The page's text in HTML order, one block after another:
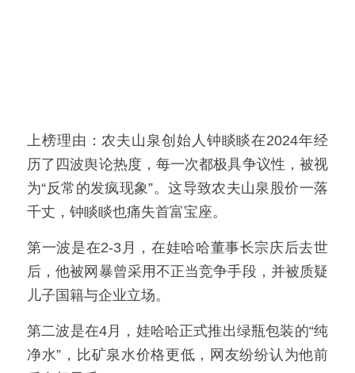
上榜理由：农夫山泉创始人钟睒睒在2024年经
历了四波舆论热度，每一次都极具争议性，被视
为“反常的发疯现象”。这导致农夫山泉股价一落
千丈，钟睒睒也痛失首富宝座。
第一波是在2-3月，在娃哈哈董事长宗庆后去世
后，他被网暴曾采用不正当竞争手段，并被质疑
儿子国籍与企业立场。
第二波是在4月，娃哈哈正式推出绿瓶包装的“纯
净水”，比矿泉水价格更低，网友纷纷认为他前